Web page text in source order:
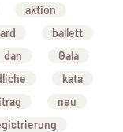
aktion
ballett
dan
Gala
kata
neu